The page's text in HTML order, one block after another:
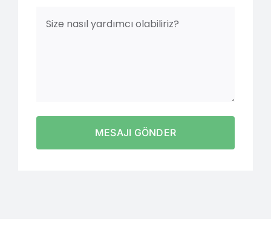
MESAJI GÖNDER